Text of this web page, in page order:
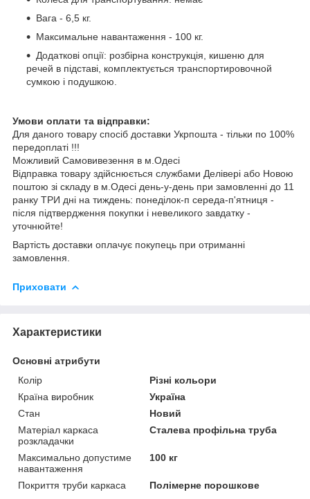
Вага - 6,5 кг.
Максимальне навантаження - 100 кг.
Додаткові опції: розбірна конструкція, кишеню для
речей в підставі, комплектується транспортировочной
сумкою і подушкою.
Умови оплати та відправки:
Для даного товару спосіб доставки Укрпошта - тільки по 100%
передоплаті !!!
Можливий Самовивезення в м.Одесі
Відправка товару здійснюється службами Делівері або Новою
поштою зі складу в м.Одесі день-у-день при замовленні до 11
ранку ТРИ дні на тиждень: понеділок-п середа-п'ятниця -
після підтвердження покупки і невеликого завдатку -
уточнюйте!
Вартість доставки оплачує покупець при отриманні
замовлення.
Приховати
Характеристики
Основні атрибути
Колір
Різні кольори
Країна виробник
Україна
Стан
Новий
Матеріал каркаса
розкладачки
Сталева профільна труба
Максимально допустиме
навантаження
100 кг
Покриття труби каркаса
Полімерне порошкове